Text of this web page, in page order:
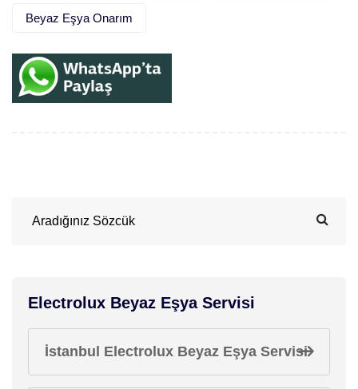
Beyaz Eşya Onarım
Electrolux Beyaz Eşya Servisi
İstanbul Electrolux Beyaz Eşya Servisi